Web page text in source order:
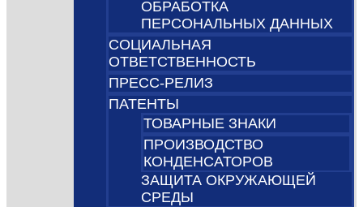
ОБРАБОТКА
ПЕРСОНАЛЬНЫХ ДАННЫХ
СОЦИАЛЬНАЯ
ОТВЕТСТВЕННОСТЬ
ПРЕСС-РЕЛИЗ
ПАТЕНТЫ
ТОВАРНЫЕ ЗНАКИ
ПРОИЗВОДСТВО
КОНДЕНСАТОРОВ
ЗАЩИТА ОКРУЖАЮЩЕЙ
СРЕДЫ